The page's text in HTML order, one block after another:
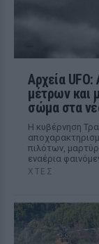
Αρχεία
μέτρων και
σώμα στα
Η κυβέρνηση
πιλότων,
εναέρια
ΧΤΕΣ